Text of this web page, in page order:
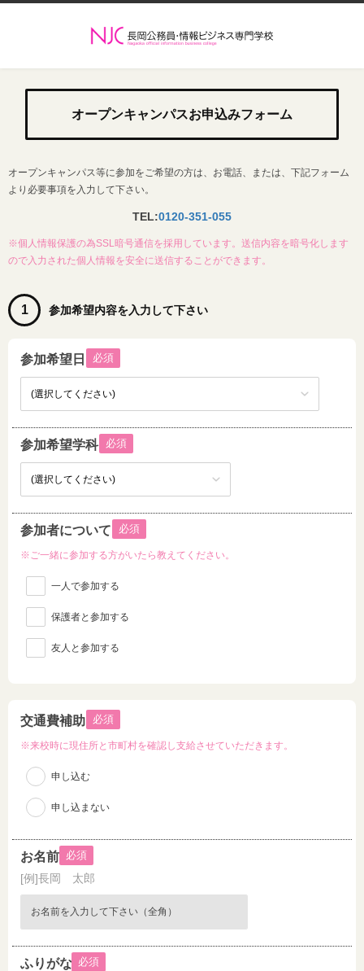
オープンキャンパスお申込みフォーム
オープンキャンパス等に参加をご希望の方は、お電話、または、下記フォーム
より必要事項を入力して下さい。
TEL:0120-351-055
※個人情報保護の為SSL暗号通信を採用しています。送信内容を暗号化します
ので入力された個人情報を安全に送信することができます。
1 参加希望内容を入力して下さい
必須
参加希望日
必須
参加希望学科
参加者について 必須
※ご一緒に参加する方がいたら教えてください。
一人で参加する
保護者と参加する
友人と参加する
必須
交通費補助
※来校時に現住所と市町村を確認し支給させていただきます。
申し込む
申し込まない
必須
お名前
[例]長岡 太郎
必須
ふりがな